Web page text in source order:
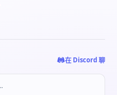
在 Discord 聊